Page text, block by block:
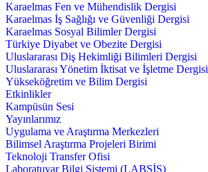
Karaelmas Fen ve Mühendislik Dergisi
Karaelmas İş Sağlığı ve Güvenliği Dergisi
Karaelmas Sosyal Bilimler Dergisi
Türkiye Diyabet ve Obezite Dergisi
Uluslararası Diş Hekimliği Bilimleri Dergisi
Uluslararası Yönetim İktisat ve İşletme Dergisi
Yükseköğretim ve Bilim Dergisi
Etkinlikler
Kampüsün Sesi
Yayınlarımız
Uygulama ve Araştırma Merkezleri
Bilimsel Araştırma Projeleri Birimi
Teknoloji Transfer Ofisi
Laboratuvar Bilgi Sistemi (LABSİS)